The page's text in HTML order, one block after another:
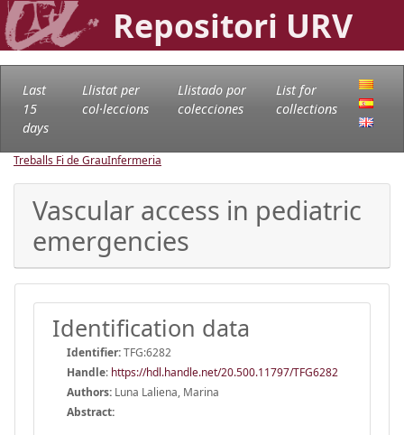
Repositori URV
Last
15
days
Llistat per
col·leccions
Llistado por
colecciones
List for
collections
Treballs Fi de GrauInfermeria
Vascular access in pediatric
emergencies
Identification data
Identifier:TFG:6282
Handle: https://hdl.handle.net/20.500.11797/TFG6282
Authors: Luna Laliena, Marina
Abstract: